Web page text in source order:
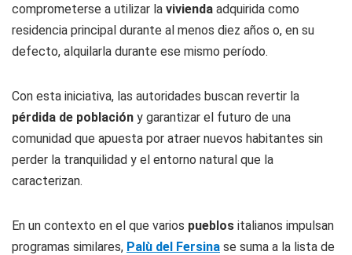
comprometerse a utilizar la vivienda adquirida como
residencia principal durante al menos diez años o, en su
defecto, alquilarla durante ese mismo período.
Con esta iniciativa, las autoridades buscan revertir la
pérdida de población y garantizar el futuro de una
comunidad que apuesta por atraer nuevos habitantes sin
perder la tranquilidad y el entorno natural que la
caracterizan.
En un contexto en el que varios pueblos italianos impulsan
programas similares, Palù del Fersina se suma a la lista de